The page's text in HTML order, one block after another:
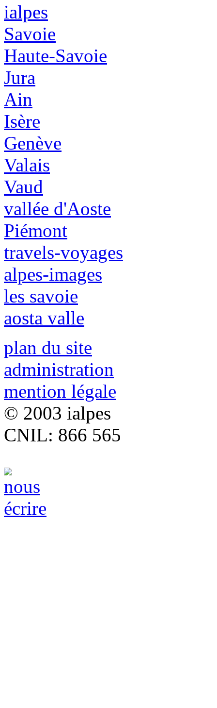
ialpes
Savoie
Haute-Savoie
Jura
Ain
Isère
Genève
Valais
Vaud
vallée d'Aoste
Piémont
travels-voyages
alpes-images
les savoie
aosta valle
plan du site
administration
mention légale
© 2003 ialpes
CNIL: 866 565